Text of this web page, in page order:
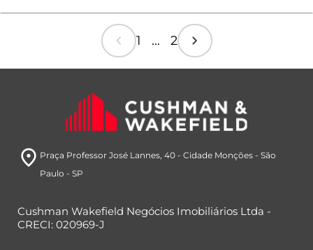
chevron_left 1 ... 2 chevron_right
room Praça Professor José Lannes, 40- Cidade Monções- São
Paulo - SP
Cushman Wakefield Negócios Imobiliários Ltda -
CRECI: 020969-J